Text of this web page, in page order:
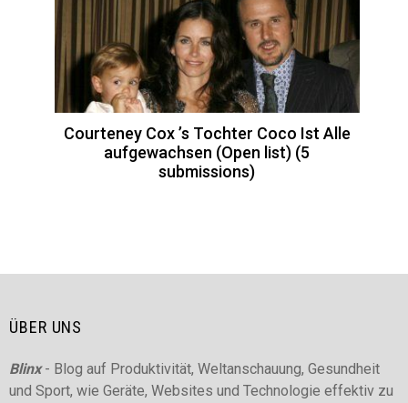
Courteney Cox ’s Tochter Coco Ist Alle
aufgewachsen (Open list) (5
submissions)
ÜBER UNS
Blinx- Blog auf Produktivität, Weltanschauung, Gesundheit
und Sport, wie Geräte, Websites und Technologie effektiv zu